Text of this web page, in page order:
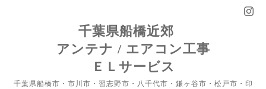
千葉県船橋近郊
アンテナ / エアコン工事
ＥＬサービス
千葉県船橋市・市川市・習志野市・八千代市・鎌ヶ谷市・松戸市・印